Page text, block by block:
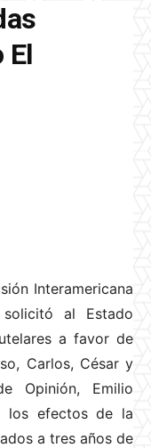
El
Interamericana
al Estado
a favor de
Carlos, César y
Opinión, Emilio
los efectos de la
a tres años de